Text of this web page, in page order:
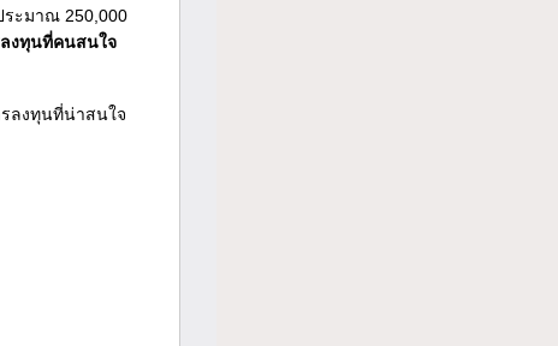
ระมาณ 250,000
งทุนที่คนสนใจ
ลงทุนที่น่าสนใจ